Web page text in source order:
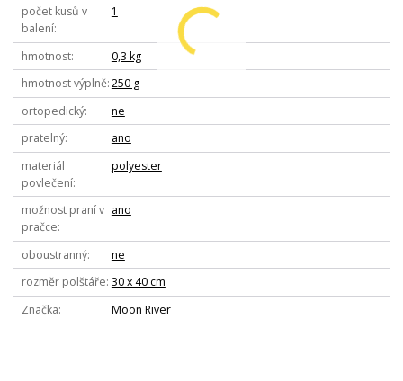
počet kusů v
balení
1
hmotnost
0,3 kg
hmotnost výplně 250 g
ortopedický
ne
pratelný
ano
materiál
povlečení
polyester
možnost praní v
pračce
ano
oboustranný
ne
rozměr polštáře 30 x 40 cm
Značka
Moon River